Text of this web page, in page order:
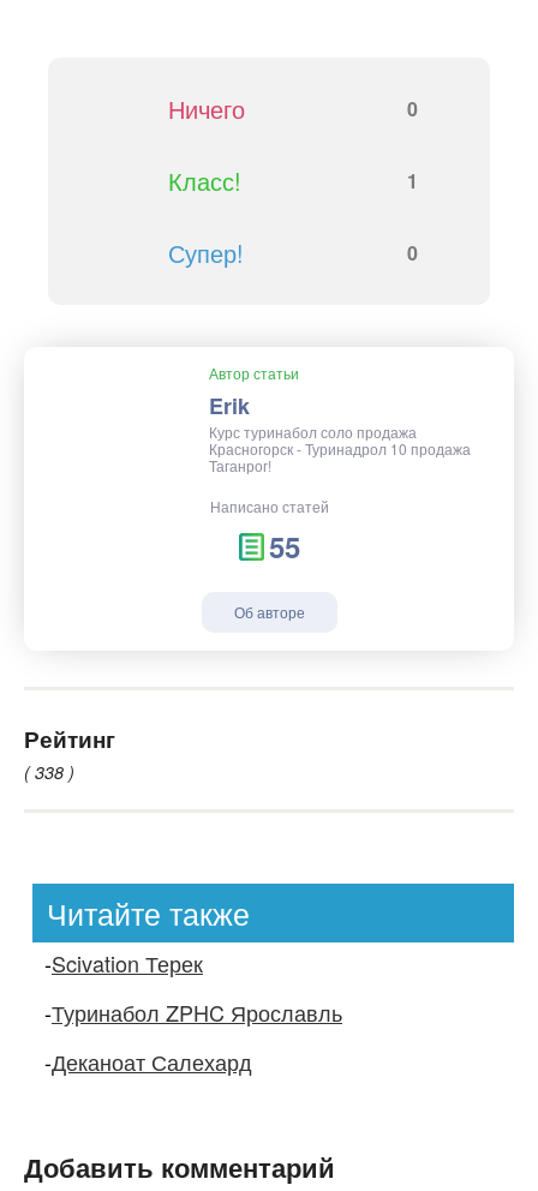
Ничего 0
Класс! 1
Супер! 0
Автор статьи
Erik
Курс туринабол соло продажа
Красногорск - Туринадрол 10 продажа
Таганрог!
Написано статей
55
Об авторе
Рейтинг
( 338 )
Читайте также
-Scivation Терек
-Туринабол ZPHC Ярославль
-Деканоат Салехард
Добавить комментарий